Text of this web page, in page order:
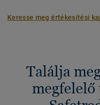
Keresse meg értékesítési
Találja